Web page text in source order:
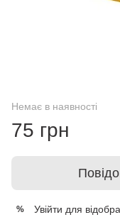
Немає в наявності
75 грн
% Увійти для